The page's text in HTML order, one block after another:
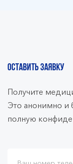
ОСТАВИТЬ ЗАЯВКУ
Получите
Это анонимно и
полную